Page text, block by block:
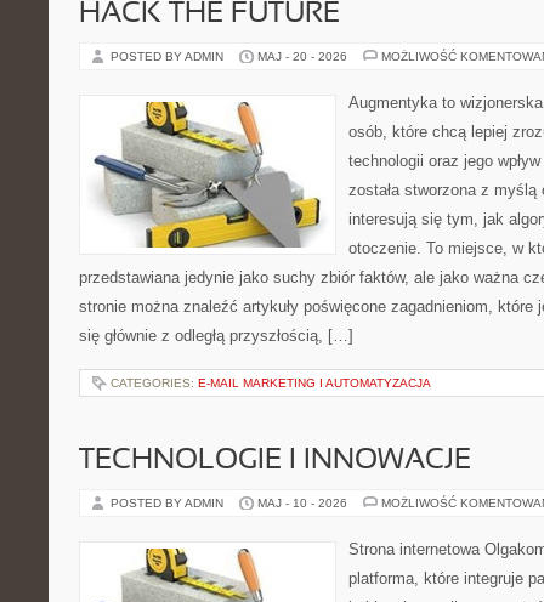
HACK THE FUTURE
POSTED BY ADMIN MAJ - 20 - 2026 MOŻLIWOŚĆ
Augmentyka to
osób, które chcą lepiej
technologii oraz jego
została stworzona z
interesują się tym, jak
otoczenie. To miejsce, w
przedstawiana jedynie jako suchy zbiór faktów, ale jako ważna
stronie można znaleźć artykuły poświęcone zagadnieniom, które
się głównie z odległą przyszłością, […]
CATEGORIES: E-MAIL MARKETING I AUTOMATYZACJA
TECHNOLOGIE I INNOWACJE
POSTED BY ADMIN MAJ - 10 - 2026 MOŻLIWOŚĆ
Strona internetowa
platforma, które integruje